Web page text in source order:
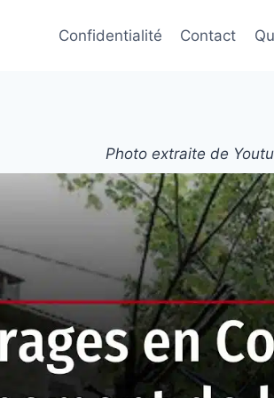
Confidentialité Contact
Photo extraite de